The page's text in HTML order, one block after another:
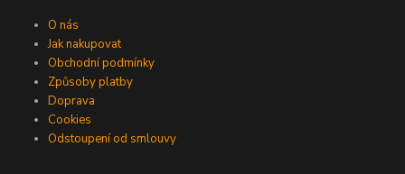
O nás
Jak nakupovat
Obchodní podmínky
Způsoby platby
Doprava
Cookies
Odstoupení od smlouvy